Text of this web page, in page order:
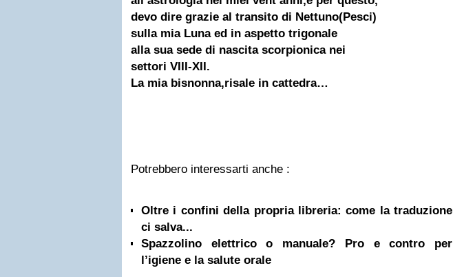
devo dire grazie al transito di Nettuno(Pesci)
sulla mia Luna ed in aspetto trigonale
alla sua sede di nascita scorpionica nei
settori VIII-XII.
La mia bisnonna,risale in cattedra…
Potrebbero interessarti anche :
Oltre i confini della propria libreria: come la traduzione
ci salva...
Spazzolino elettrico o manuale? Pro e contro per
l’igiene e la salute orale